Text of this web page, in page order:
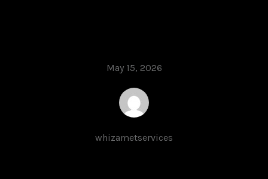
May 15, 2026
whizametservices